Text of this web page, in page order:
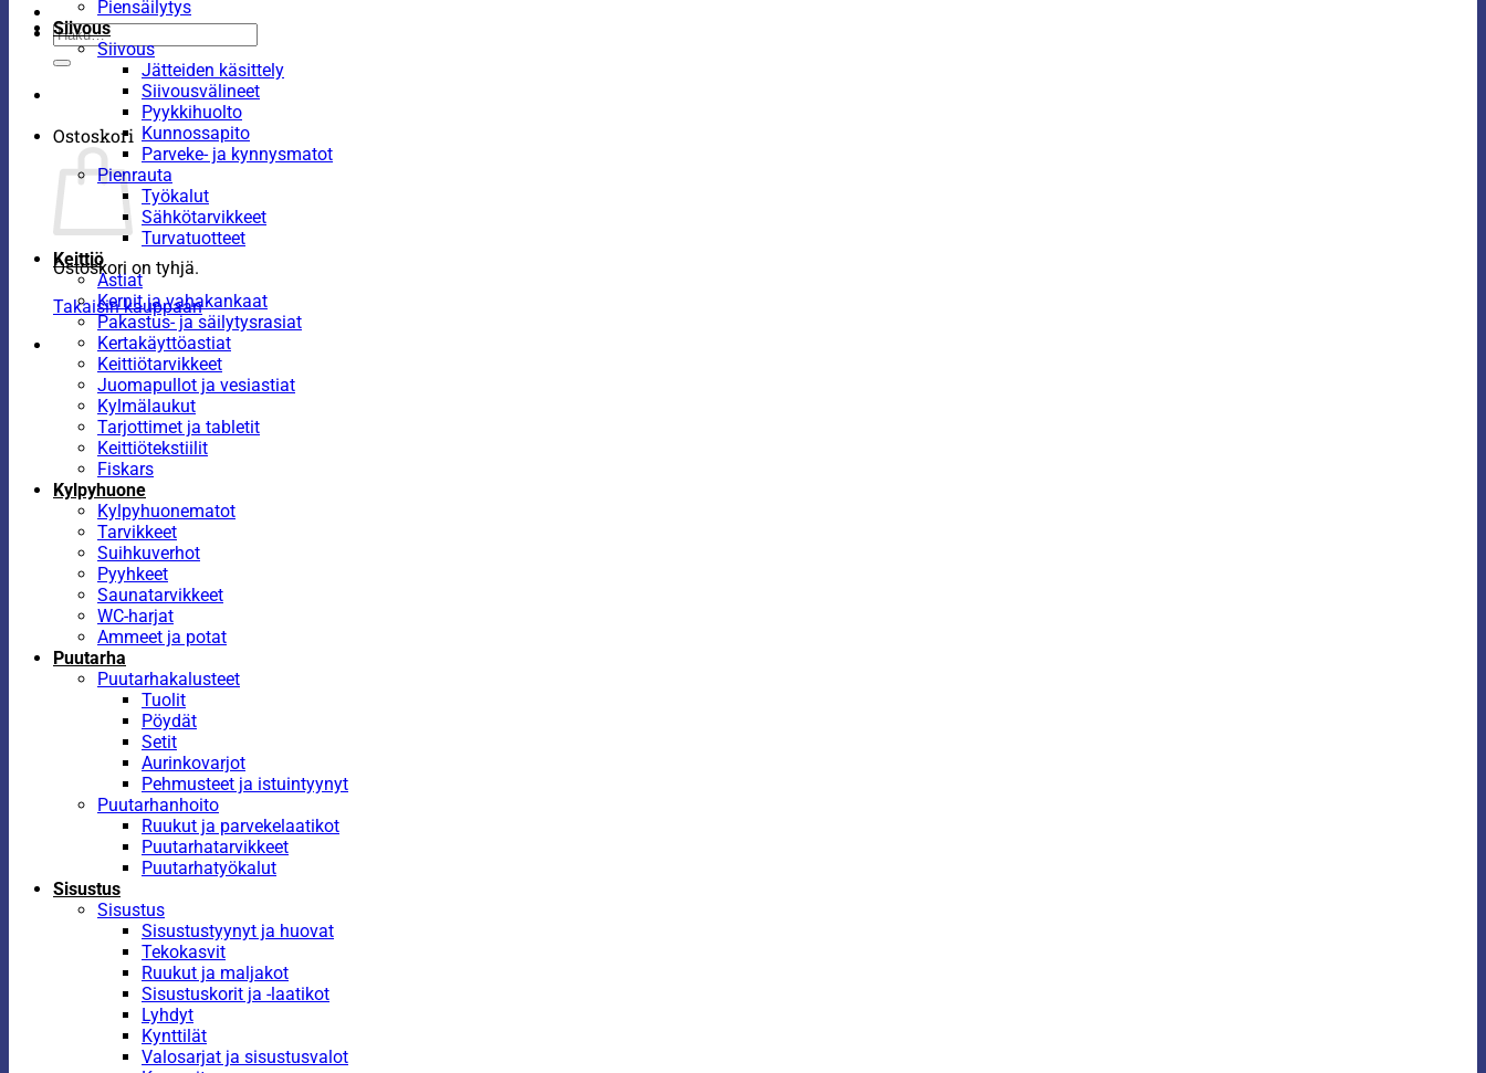
Etsi:
Ostoskori
Ostoskori on tyhjä.
Takaisin kauppaan
Piensäilytys
Siivous
Siivous
Jätteiden käsittely
Siivousvälineet
Pyykkihuolto
Kunnossapito
Parveke- ja kynnysmatot
Pienrauta
Työkalut
Sähkötarvikkeet
Turvatuotteet
Keittiö
Astiat
Kernit ja vahakankaat
Pakastus- ja säilytysrasiat
Kertakäyttöastiat
Keittiötarvikkeet
Juomapullot ja vesiastiat
Kylmälaukut
Tarjottimet ja tabletit
Keittiötekstiilit
Fiskars
Kylpyhuone
Kylpyhuonematot
Tarvikkeet
Suihkuverhot
Pyyhkeet
Saunatarvikkeet
WC-harjat
Ammeet ja potat
Puutarha
Puutarhakalusteet
Tuolit
Pöydät
Setit
Aurinkovarjot
Pehmusteet ja istuintyynyt
Puutarhanhoito
Ruukut ja parvekelaatikot
Puutarhatarvikkeet
Puutarhatyökalut
Sisustus
Sisustus
Sisustustyynyt ja huovat
Tekokasvit
Ruukut ja maljakot
Sisustuskorit ja -laatikot
Lyhdyt
Kynttilät
Valosarjat ja sisustusvalot